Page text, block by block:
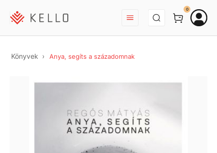
BEJELENTKEZÉS
0
Könyvek Anya, segíts a századomnak